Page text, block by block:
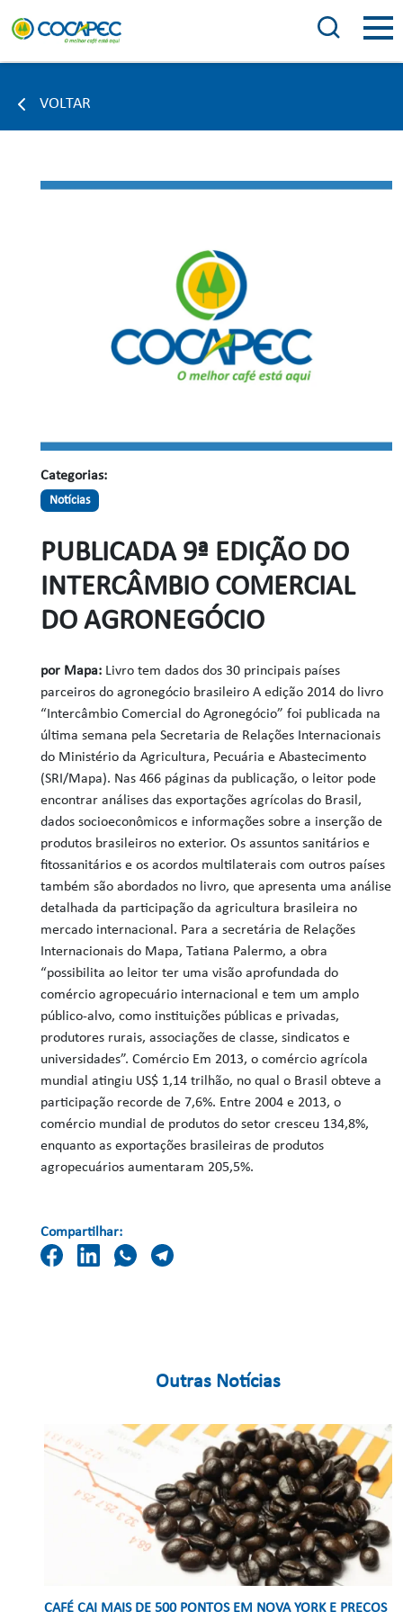
VOLTAR
Categorias:
Notícias
PUBLICADA 9ª EDIÇÃO DO
INTERCÂMBIO COMERCIAL
DO AGRONEGÓCIO
por Mapa: Livro tem dados dos 30 principais países
parceiros do agronegócio brasileiro A edição 2014 do livro
“Intercâmbio Comercial do Agronegócio” foi publicada na
última semana pela Secretaria de Relações Internacionais
do Ministério da Agricultura, Pecuária e Abastecimento
(SRI/Mapa). Nas 466 páginas da publicação, o leitor pode
encontrar análises das exportações agrícolas do Brasil,
dados socioeconômicos e informações sobre a inserção de
produtos brasileiros no exterior. Os assuntos sanitários e
fitossanitários e os acordos multilaterais com outros países
também são abordados no livro, que apresenta uma análise
detalhada da participação da agricultura brasileira no
mercado internacional. Para a secretária de Relações
Internacionais do Mapa, Tatiana Palermo, a obra
“possibilita ao leitor ter uma visão aprofundada do
comércio agropecuário internacional e tem um amplo
público-alvo, como instituições públicas e privadas,
produtores rurais, associações de classe, sindicatos e
universidades”. Comércio Em 2013, o comércio agrícola
mundial atingiu US$ 1,14 trilhão, no qual o Brasil obteve a
participação recorde de 7,6%. Entre 2004 e 2013, o
comércio mundial de produtos do setor cresceu 134,8%,
enquanto as exportações brasileiras de produtos
agropecuários aumentaram 205,5%.
Compartilhar:
Outras Notícias
CAFÉ CAI MAIS DE 500 PONTOS EM NOVA YORK E PREÇOS